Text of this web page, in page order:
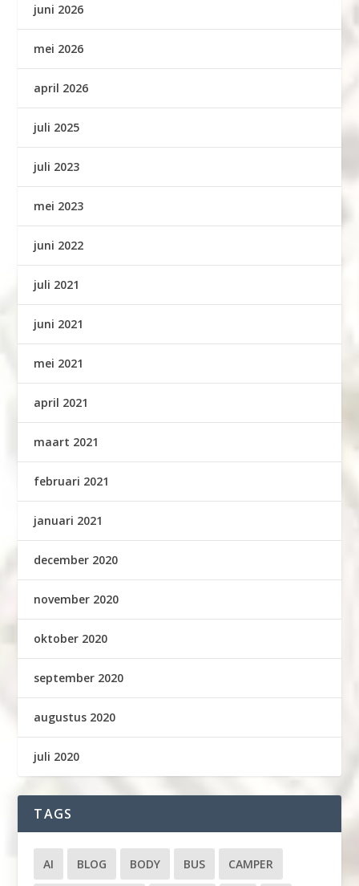
juni 2026
mei 2026
april 2026
juli 2025
juli 2023
mei 2023
juni 2022
juli 2021
juni 2021
mei 2021
april 2021
maart 2021
februari 2021
januari 2021
december 2020
november 2020
oktober 2020
september 2020
augustus 2020
juli 2020
TAGS
AI BLOG BODY BUS CAMPER